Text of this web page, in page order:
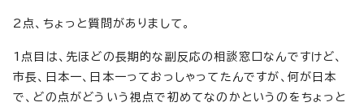
2点、ちょっと質問がありまして。
1点目は、先ほどの長期的な副反応の相談窓口なんですけど、
市長、日本一、日本一っておっしゃってたんですが、何が日本
で、どの点がどういう視点で初めてなのかというのをちょっと